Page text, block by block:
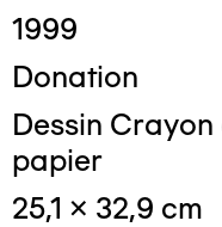
© Crédit photo :
1999
Donation
Dessin
papier
25,1 x 32,9 cm